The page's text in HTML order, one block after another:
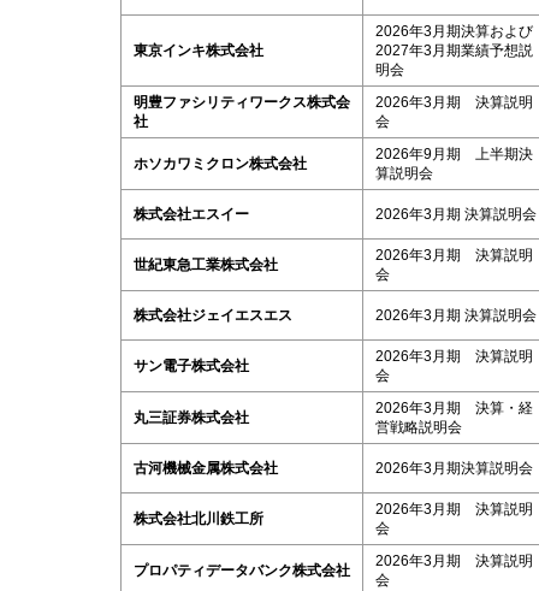
東京インキ株式会社
2026年3月期決算および
2027年3月期業績予想説
明会
明豊ファシリティワークス株式会
社
2026年3月期 決算説明
会
ホソカワミクロン株式会社
2026年9月期 上半期決
算説明会
株式会社エスイー 2026年3月期 決算説明会
世紀東急工業株式会社
2026年3月期 決算説明
会
株式会社ジェイエスエス 2026年3月期 決算説明会
サン電子株式会社
2026年3月期 決算説明
会
丸三証券株式会社
2026年3月期 決算・経
営戦略説明会
古河機械金属株式会社 2026年3月期決算説明会
株式会社北川鉄工所
2026年3月期 決算説明
会
プロパティデータバンク株式会社
2026年3月期 決算説明
会